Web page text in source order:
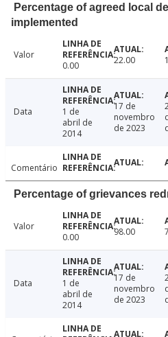
Percentage of agreed local
implemented
Valor
0.00
22.00
Data
1 de
abril de
2014
17 de
novembro
de 2023
Comentário
Percentage of grievances
Valor
0.00
98.00
Data
1 de
abril de
2014
17 de
novembro
de 2023